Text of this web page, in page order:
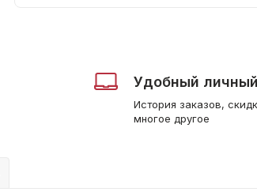
Удобный
История заказов,
многое другое